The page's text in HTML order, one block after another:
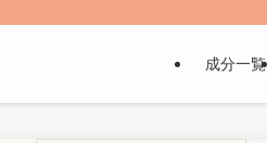
成分一覧